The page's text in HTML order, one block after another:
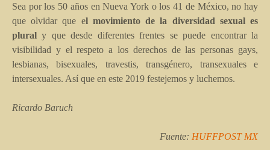
Sea por los 50 años en Nueva York o los 41 de México, no hay
que olvidar que el movimiento de la diversidad sexual es
pluraly que desde diferentes frentes se puede encontrar la
visibilidad y el respeto a los derechos de las personas gays,
lesbianas, bisexuales, travestis, transgénero, transexuales e
intersexuales. Así que en este 2019 festejemos y luchemos.
Ricardo Baruch
Fuente: HUFFPOST MX